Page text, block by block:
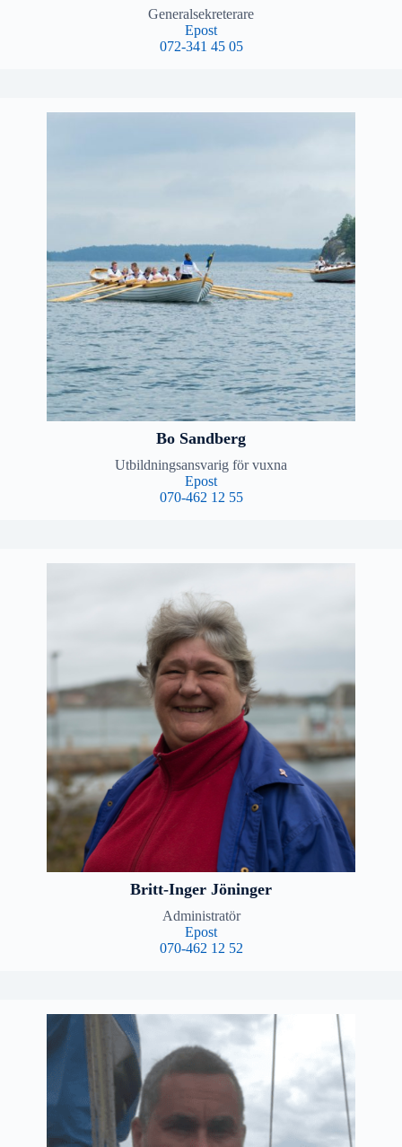
Generalsekreterare
Epost
072-341 45 05
Bo Sandberg
Utbildningsansvarig för vuxna
Epost
070-462 12 55
Britt-Inger Jöninger
Administratör
Epost
070-462 12 52